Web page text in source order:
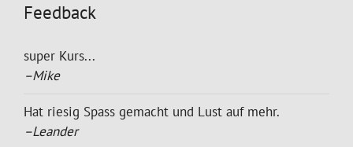
Feedback
super Kurs...
–Mike
Hat riesig Spass gemacht und Lust auf mehr.
–Leander